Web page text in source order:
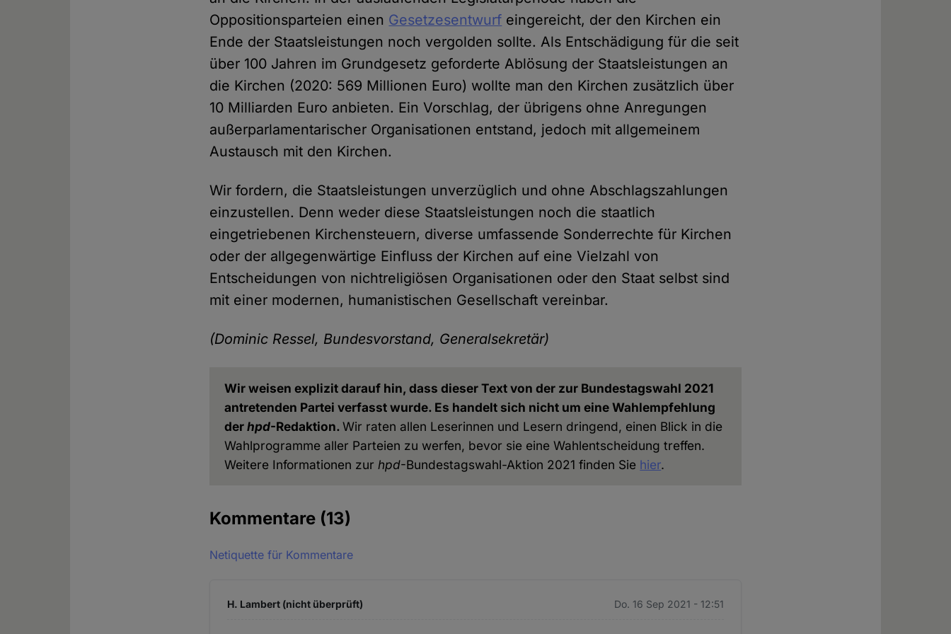
Oppositionsparteien einen Gesetzesentwurf eingereicht, der den Kirchen ein
Ende der Staatsleistungen noch vergolden sollte. Als Entschädigung für die seit
über 100 Jahren im Grundgesetz geforderte Ablösung der Staatsleistungen an
die Kirchen (2020: 569 Millionen Euro) wollte man den Kirchen zusätzlich über
10 Milliarden Euro anbieten. Ein Vorschlag, der übrigens ohne Anregungen
außerparlamentarischer Organisationen entstand, jedoch mit allgemeinem
Austausch mit den Kirchen.
Wir fordern, die Staatsleistungen unverzüglich und ohne Abschlagszahlungen
einzustellen. Denn weder diese Staatsleistungen noch die staatlich
eingetriebenen Kirchensteuern, diverse umfassende Sonderrechte für Kirchen
oder der allgegenwärtige Einfluss der Kirchen auf eine Vielzahl von
Entscheidungen von nichtreligiösen Organisationen oder den Staat selbst sind
mit einer modernen, humanistischen Gesellschaft vereinbar.
(Dominic Ressel, Bundesvorstand, Generalsekretär)
Wir weisen explizit darauf hin, dass dieser Text von der zur Bundestagswahl 2021
antretenden Partei verfasst wurde. Es handelt sich nicht um eine Wahlempfehlung
derhpd-Redaktion.Wir raten allen Leserinnen und Lesern dringend, einen Blick in die
Wahlprogramme aller Parteien zu werfen, bevor sie eine Wahlentscheidung treffen.
Weitere Informationen zurhpd-Bundestagswahl-Aktion 2021 finden Sie hier.
Kommentare (13)
Netiquette für Kommentare
H. Lambert (nicht überprüft) Do. 16 Sep 2021 - 12:51